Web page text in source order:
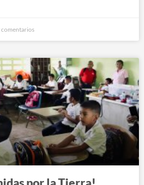
comentarios